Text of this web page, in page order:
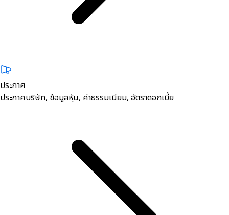
ประกาศ
ประกาศบริษัท, ข้อมูลหุ้น, ค่าธรรมเนียม, อัตราดอกเบี้ย